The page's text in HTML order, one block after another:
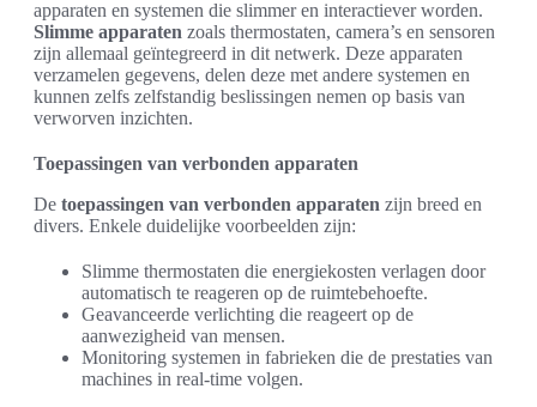
apparaten en systemen die slimmer en interactiever worden.
Slimme apparaten zoals thermostaten, camera’s en sensoren
zijn allemaal geïntegreerd in dit netwerk. Deze apparaten
verzamelen gegevens, delen deze met andere systemen en
kunnen zelfs zelfstandig beslissingen nemen op basis van
verworven inzichten.
Toepassingen van verbonden apparaten
De toepassingen van verbonden apparaten zijn breed en
divers. Enkele duidelijke voorbeelden zijn:
Slimme thermostaten die energiekosten verlagen door
automatisch te reageren op de ruimtebehoefte.
Geavanceerde verlichting die reageert op de
aanwezigheid van mensen.
Monitoring systemen in fabrieken die de prestaties van
machines in real-time volgen.